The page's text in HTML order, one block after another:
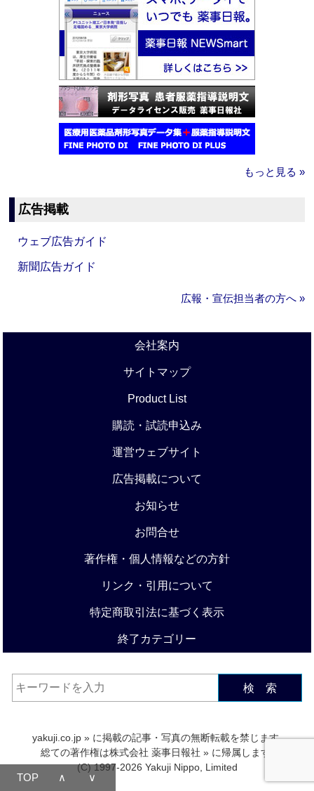
もっと見る »
広告掲載
ウェブ広告ガイド
新聞広告ガイド
広報・宣伝担当者の方へ »
会社案内
サイトマップ
Product List
購読・試読申込み
運営ウェブサイト
広告掲載について
お知らせ
お問合せ
著作権・個人情報などの方針
リンク・引用について
特定商取引法に基づく表示
終了カテゴリー
検 索
yakuji.co.jp » に掲載の記事・写真の無断転載を禁じます.
総ての著作権は株式会社 薬事日報社 » に帰属します.
(C) 1997-2026 Yakuji Nippo, Limited
TOP ∧ ∨